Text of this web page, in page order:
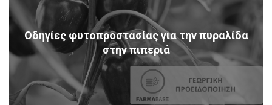
Οδηγίες φυτοπροστασίας για την πυραλίδα
στην πιπεριά